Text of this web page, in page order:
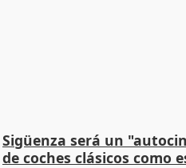
Sigüenza será un
de coches clásicos como